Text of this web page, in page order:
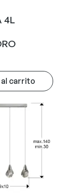
4L
carrito